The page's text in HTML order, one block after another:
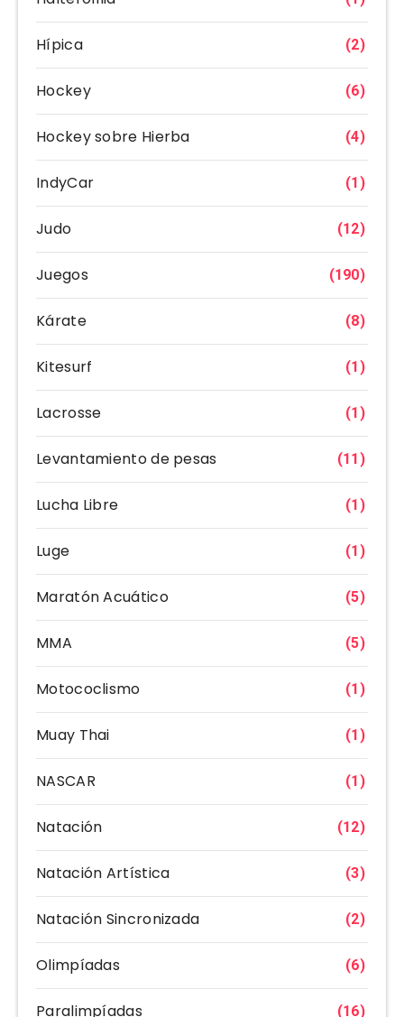
Hípica (2)
Hockey (6)
Hockey sobre Hierba (4)
IndyCar (1)
Judo (12)
Juegos (190)
Kárate (8)
Kitesurf (1)
Lacrosse (1)
Levantamiento de pesas (11)
Lucha Libre (1)
Luge (1)
Maratón Acuático (5)
MMA (5)
Motococlismo (1)
Muay Thai (1)
NASCAR (1)
Natación (12)
Natación Artística (3)
Natación Sincronizada (2)
Olimpíadas (6)
Paralimpíadas (16)